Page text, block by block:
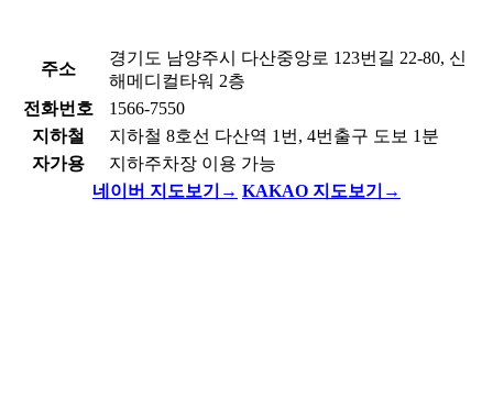
주소
경기도 남양주시 다산중앙로 123번길 22-80, 신
해메디컬타워 2층
전화번호
1566-7550
지하철
지하철 8호선 다산역 1번, 4번출구 도보 1분
자가용
지하주차장 이용 가능
네이버 지도보기 → KAKAO 지도보기 →